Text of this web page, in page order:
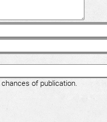
of publication.